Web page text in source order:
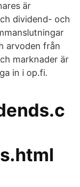
är
dividend- och
arvoden från
marknader är
in i op.fi.